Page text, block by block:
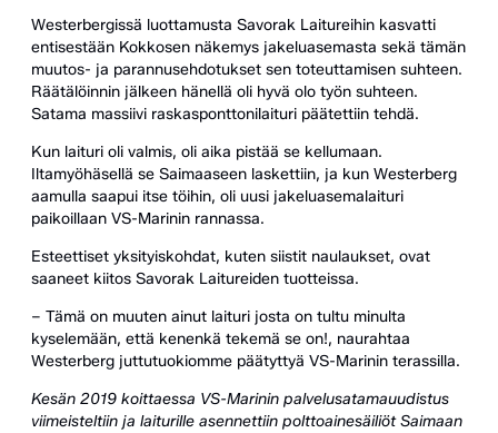
Westerbergissä luottamusta Savorak Laitureihin kasvatti
entisestään Kokkosen näkemys jakeluasemasta sekä tämän
muutos- ja parannusehdotukset sen toteuttamisen suhteen.
Räätälöinnin jälkeen hänellä oli hyvä olo työn suhteen.
Satama massiivi raskasponttonilaituri päätettiin tehdä.
Kun laituri oli valmis, oli aika pistää se kellumaan.
Iltamyöhäsellä se Saimaaseen laskettiin, ja kun Westerberg
aamulla saapui itse töihin, oli uusi jakeluasemalaituri
paikoillaan VS-Marinin rannassa.
Esteettiset yksityiskohdat, kuten siistit naulaukset, ovat
saaneet kiitos Savorak Laitureiden tuotteissa.
– Tämä on muuten ainut laituri josta on tultu minulta
kyselemään, että kenenkä tekemä se on!, naurahtaa
Westerberg juttutuokiomme päätyttyä VS-Marinin terassilla.
Kesän 2019 koittaessa VS-Marinin palvelusatamauudistus
viimeisteltiin ja laiturille asennettiin polttoainesäiliöt Saimaan